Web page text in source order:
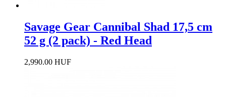
Savage Gear Cannibal Shad 17,5 cm
52 g (2 pack) - Red Head
2,990.00 HUF